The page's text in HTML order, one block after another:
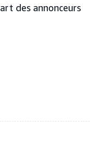
des annonceurs